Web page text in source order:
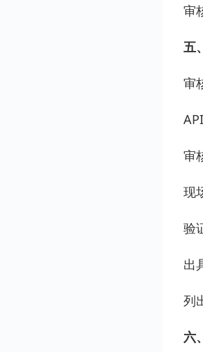
审
五
审
审
现
验
出
列
六